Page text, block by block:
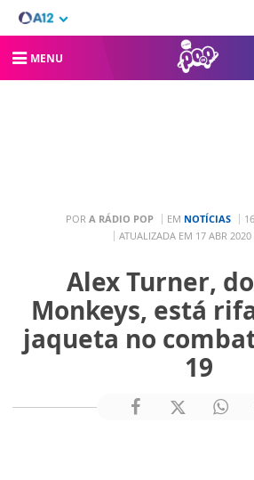
MENU
POR A RÁDIO POP EM NOTÍCIAS
ATUALIZADA EM 17 ABR
Alex Turner,
Monkeys, está
jaqueta no
19